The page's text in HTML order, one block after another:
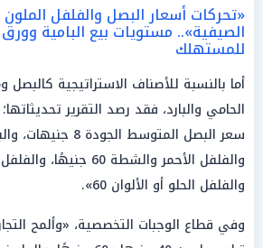
«تحركات أسعار البصل والفلفل
الصيفية».. مستويات بيع البامية
للمستهلك
أما بالنسبة للأصناف الاستراتيجية
الحامي والبارد، فقد رصد التقرير
والفلفل الحلو أو الألوان 60».
وفي قطاع الوجبات التخصصية، «وألمح